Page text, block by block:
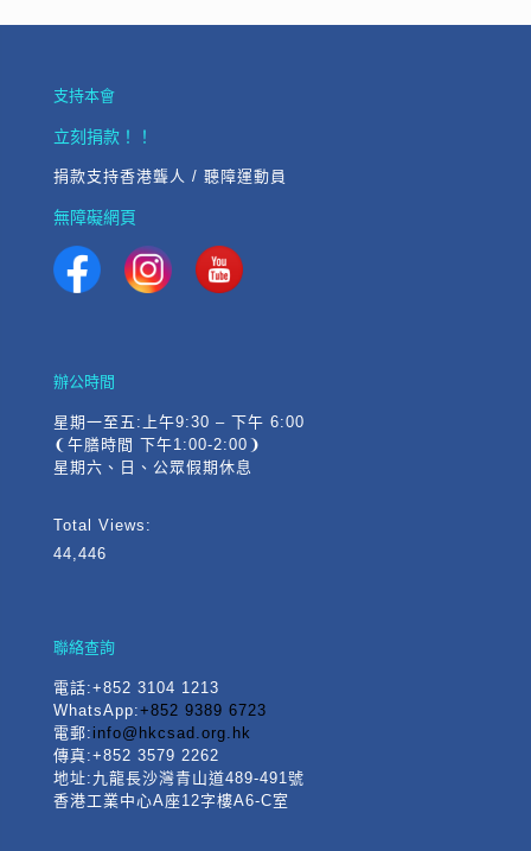
支持本會
立刻捐款！！
捐款支持香港聾人 / 聽障運動員
無障礙網頁
辦公時間
星期一至五:上午9:30 – 下午 6:00
❨午膳時間 下午1:00-2:00❩
星期六、日、公眾假期休息
Total Views:
44,446
聯絡查詢
電話:+852 3104 1213
WhatsApp:+852 9389 6723
電郵: info@hkcsad.org.hk
傳真:+852 3579 2262
地址:九龍長沙灣青山道489-491號
香港工業中心A座12字樓A6-C室